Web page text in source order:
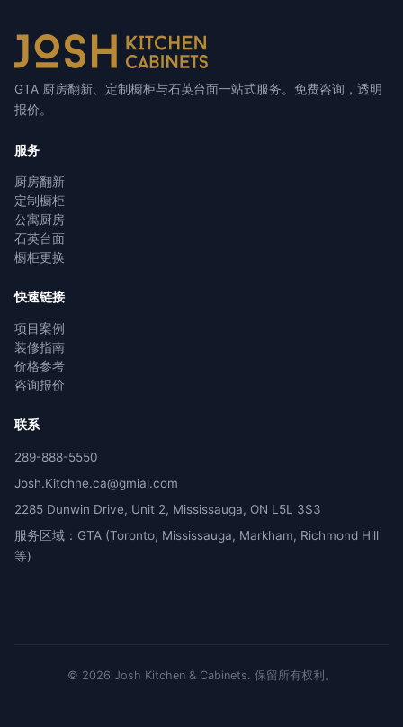
GTA 厨房翻新、定制橱柜与石英台面一站式服务。免费咨询，透明
报价。
服务
厨房翻新
定制橱柜
公寓厨房
石英台面
橱柜更换
快速链接
项目案例
装修指南
价格参考
咨询报价
联系
289-888-5550
Josh.Kitchne.ca@gmial.com
2285 Dunwin Drive, Unit 2, Mississauga, ON L5L 3S3
服务区域：GTA (Toronto, Mississauga, Markham, Richmond Hill
等)
© 2026 Josh Kitchen & Cabinets. 保留所有权利。